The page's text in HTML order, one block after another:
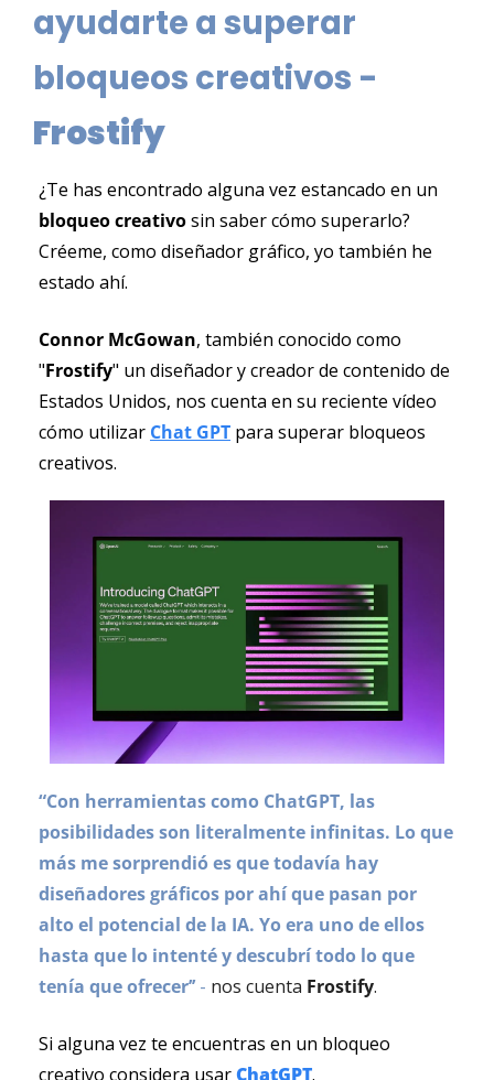
ayudarte a superar
bloqueos creativos -
Frostify
bloqueo creativo sin saber cómo superarlo?
Créeme, como diseñador gráfico, yo también he
estado ahí.
Connor McGowan, también conocido como
"Frostify" un diseñador y creador de contenido de
Estados Unidos, nos cuenta en su reciente vídeo
cómo utilizar Chat GPT para superar bloqueos
creativos.
“Con herramientas como ChatGPT, las
posibilidades son literalmente infinitas. Lo que
más me sorprendió es que todavía hay
diseñadores gráficos por ahí que pasan por
alto el potencial de la IA. Yo era uno de ellos
hasta que lo intenté y descubrí todo lo que
tenía que ofrecer’’ - nos cuenta Frostify.
Si alguna vez te encuentras en un bloqueo
creativo considera usarChatGPT.